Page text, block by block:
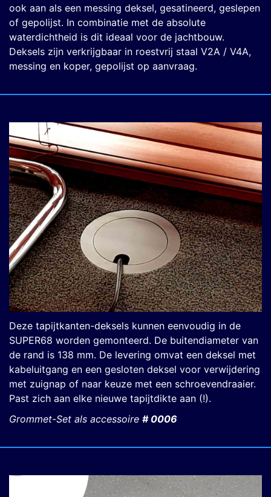
ook aan als een messing deksel, gesatineerd, geslepen
of gepolijst. In combinatie met de absolute
waterdichtheid is dit ideaal voor de jachtbouw.
Deksels zijn verkrijgbaar in roestvrij staal V2A / V4A,
messing en koper, gepolijst op aanvraag.
Deze tapijtkanten-deksels kunnen eenvoudig in de
SUPER68 worden gemonteerd. De buitendiameter van
de rand is 138 mm. De levering omvat een deksel met
kabeluitgang en een gesloten deksel voor verwijdering
met zuignap of naar keuze met een schroevendraaier.
Past zich aan elke nieuwe tapijtdikte aan (!).
Grommet-Set als accessoire # 0006